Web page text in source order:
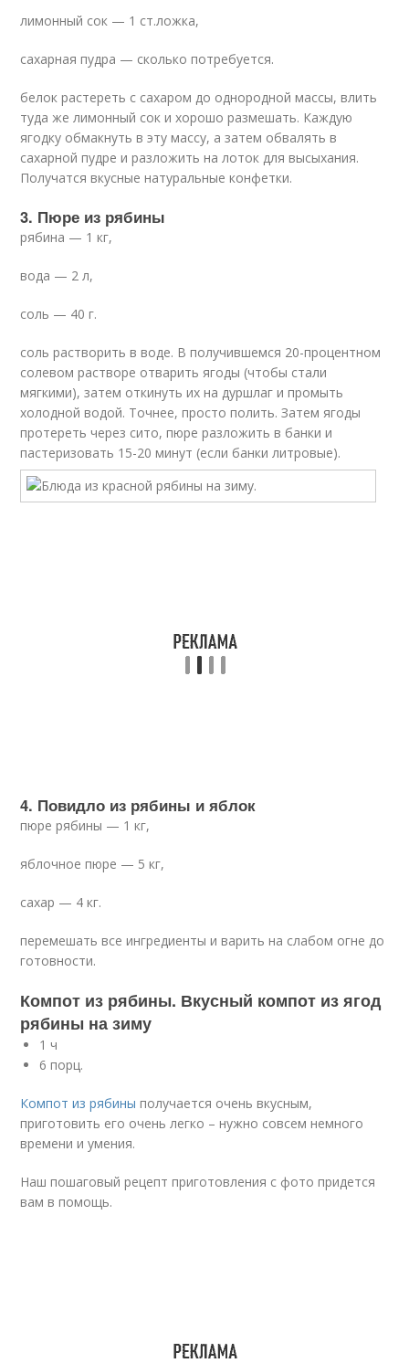
лимонный сок — 1 ст.ложка,
сахарная пудра — сколько потребуется.
белок растереть с сахаром до однородной массы, влить
туда же лимонный сок и хорошо размешать. Каждую
ягодку обмакнуть в эту массу, а затем обвалять в
сахарной пудре и разложить на лоток для высыхания.
Получатся вкусные натуральные конфетки.
3. Пюре из рябины
рябина — 1 кг,
вода — 2 л,
соль — 40 г.
соль растворить в воде. В получившемся 20-процентном
солевом растворе отварить ягоды (чтобы стали
мягкими), затем откинуть их на дуршлаг и промыть
холодной водой. Точнее, просто полить. Затем ягоды
протереть через сито, пюре разложить в банки и
пастеризовать 15-20 минут (если банки литровые).
4. Повидло из рябины и яблок
пюре рябины — 1 кг,
яблочное пюре — 5 кг,
сахар — 4 кг.
перемешать все ингредиенты и варить на слабом огне до
готовности.
Компот из рябины. Вкусный компот из ягод
рябины на зиму
1 ч
6 порц.
Компот из рябины получается очень вкусным,
приготовить его очень легко – нужно совсем немного
времени и умения.
Наш пошаговый рецепт приготовления с фото придется
вам в помощь.